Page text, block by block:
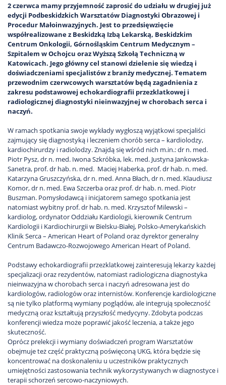
2 czerwca mamy przyjemność zaprosić do udziału w drugiej już
edycji Podbeskidzkich Warsztatów Diagnostyki Obrazowej i
Procedur Małoinwazyjnych. Jest to przedsięwzięcie
współrealizowane z Beskidzką Izbą Lekarską, Beskidzkim
Centrum Onkologii, Górnośląskim Centrum Medycznym –
Szpitalem w Ochojcu oraz Wyższą Szkołą Techniczną w
Katowicach. Jego główny cel stanowi dzielenie się wiedzą i
doświadczeniami specjalistów z branży medycznej. Tematem
przewodnim czerwcowych warsztatów będą zagadnienia z
zakresu podstawowej echokardiografii przezklatkowej i
radiologicznej diagnostyki nieinwazyjnej w chorobach serca i
naczyń.
W ramach spotkania swoje wykłady wygłoszą wyjątkowi specjaliści
zajmujący się diagnostyką i leczeniem chorób serca – kardiolodzy,
kardiochirurdzy i radiolodzy. Znajdą się wśród nich m.in.: dr n. med.
Piotr Pysz, dr n. med. Iwona Szkróbka, lek. med. Justyna Jankowska-
Sanetra, prof. dr hab. n. med. Maciej Haberka, prof. dr hab. n. med.
Katarzyna Gruszczyńska, dr n. med. Anna Błach, dr n. med. Klaudiusz
Komor, dr n. med. Ewa Szczerba oraz prof. dr hab. n. med. Piotr
Buszman. Pomysłodawcą i inicjatorem samego spotkania jest
natomiast wybitny prof. dr hab. n. med. Krzysztof Milewski –
kardiolog, ordynator Oddziału Kardiologii, kierownik Centrum
Kardiologii i Kardiochirurgii w Bielsku-Białej, Polsko-Amerykańskich
Klinik Serca – American Heart of Poland oraz dyrektor generalny
Centrum Badawczo-Rozwojowego American Heart of Poland.
Podstawy echokardiografii przezklatkowej zainteresują lekarzy każdej
specjalizacji oraz rezydentów, natomiast radiologiczna diagnostyka
nieinwazyjna w chorobach serca i naczyń adresowana jest do
kardiologów, radiologów oraz internistów. Konferencje kardiologiczne
są nie tylko platformą wymiany poglądów, ale integrują społeczność
medyczną oraz kształtują przyszłość medycyny. Zdobyta podczas
konferencji wiedza może poprawić jakość leczenia, a także jego
skuteczność.
Oprócz prelekcji i wymiany doświadczeń program Warsztatów
obejmuje też część praktyczną poświęconą UKG, która będzie się
koncentrować na doskonaleniu u uczestników praktycznych
umiejętności zastosowania technik wykorzystywanych w diagnostyce i
terapii schorzeń sercowo-naczyniowych.